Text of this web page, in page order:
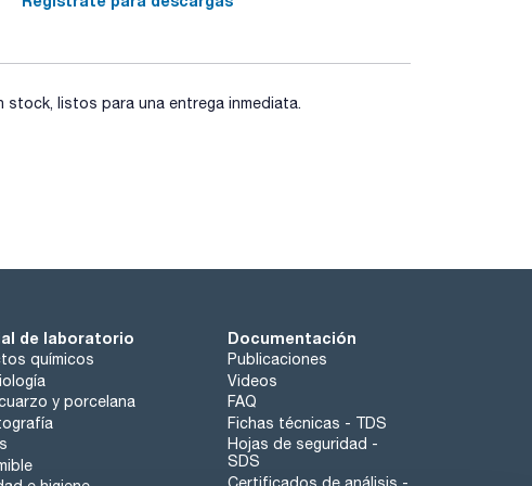
listos para una entrega inmediata.
de laboratorio
químicos
y porcelana
Documentación
Publicaciones
Videos
FAQ
Fichas técnicas - TDS
Hojas de seguridad -
SDS